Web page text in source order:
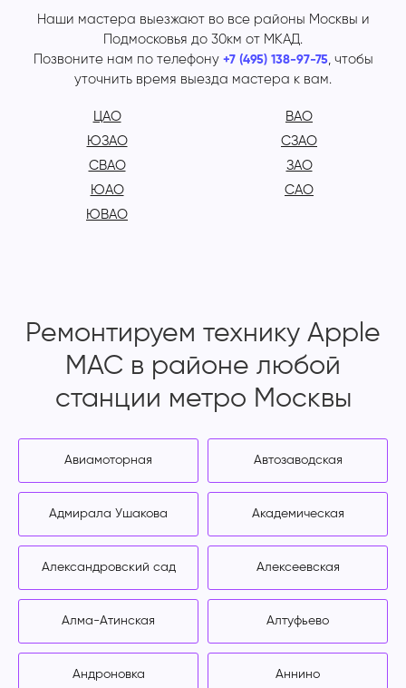
Наши мастера выезжают во все районы Москвы и
Подмосковья до 30км от МКАД.
Позвоните нам по телефону +7 (495) 138-97-75, чтобы
уточнить время выезда мастера к вам.
ЦАО
ЮЗАО
СВАО
ЮАО
ЮВАО
ВАО
СЗАО
ЗАО
САО
Ремонтируем технику Apple
MAC в районе любой
станции метро Москвы
Авиамоторная Автозаводская
Адмирала Ушакова Академическая
Александровский сад Алексеевская
Алма-Атинская Алтуфьево
Андроновка Аннино